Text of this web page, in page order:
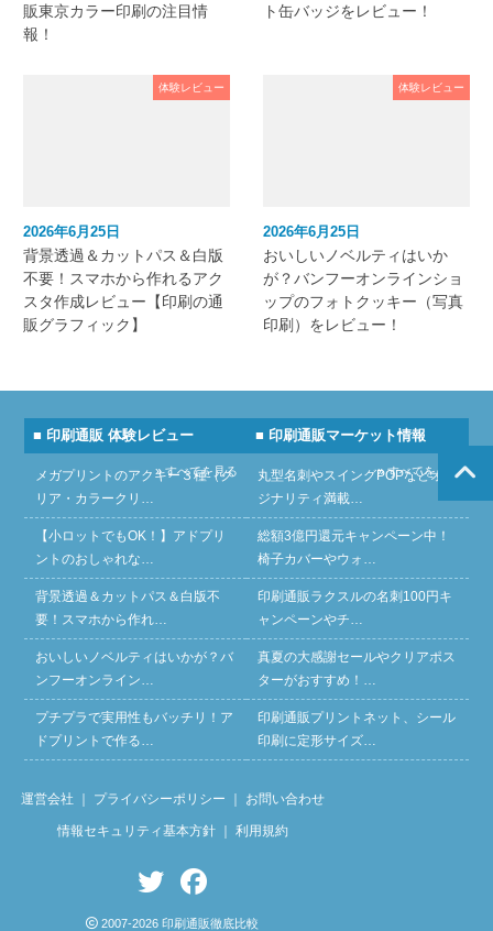
販東京カラー印刷の注目情
報！
ト缶バッジをレビュー！
体験レビュー
2026年6月25日
背景透過＆カットパス＆白版
不要！スマホから作れるアク
スタ作成レビュー【印刷の通
販グラフィック】
体験レビュー
2026年6月25日
おいしいノベルティはいか
が？バンフーオンラインショ
ップのフォトクッキー（写真
印刷）をレビュー！
■ 印刷通販 体験レビュー
» すべてを見る
メガプリントのアクキー３種（ク
リア・カラークリ…
【小ロットでもOK！】アドプリ
ントのおしゃれな…
背景透過＆カットパス＆白版不
要！スマホから作れ…
おいしいノベルティはいかが？バ
ンフーオンライン…
プチプラで実用性もバッチリ！ア
ドプリントで作る…
■ 印刷通販マーケット情報
» すべてを見る
丸型名刺やスイングPOPなどオリ
ジナリティ満載…
総額3億円還元キャンペーン中！
椅子カバーやウォ…
印刷通販ラクスルの名刺100円キ
ャンペーンやチ…
真夏の大感謝セールやクリアポス
ターがおすすめ！…
印刷通販プリントネット、シール
印刷に定形サイズ…
運営会社 プライバシーポリシー お問い合わせ
情報セキュリティ基本方針｜ 利用規約
2007-2026 印刷通販徹底比較